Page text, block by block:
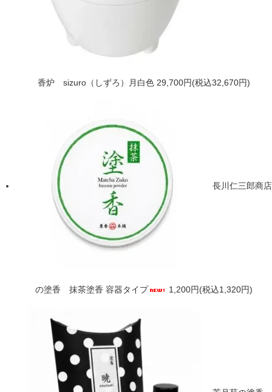
香炉 sizuro（しずろ）月白色 29,700円(税込32,670円)
長川仁三郎商店
の塗香 抹茶塗香 容器タイプ 1,200円(税込1,320円)